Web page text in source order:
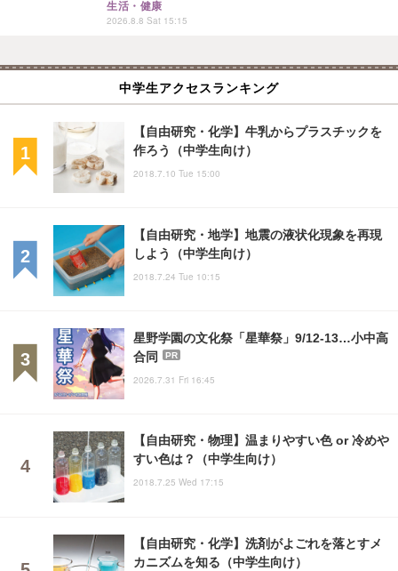
生活・健康
2026.8.8 Sat 15:15
中学生アクセスランキング
【自由研究・化学】牛乳からプラスチックを
作ろう（中学生向け）
2018.7.10 Tue 15:00
【自由研究・地学】地震の液状化現象を再現
しよう（中学生向け）
2018.7.24 Tue 10:15
星野学園の文化祭「星華祭」9/12-13…小中高
合同
PR
2026.7.31 Fri 16:45
【自由研究・物理】温まりやすい色 or 冷めや
すい色は？（中学生向け）
2018.7.25 Wed 17:15
【自由研究・化学】洗剤がよごれを落とすメ
カニズムを知る（中学生向け）